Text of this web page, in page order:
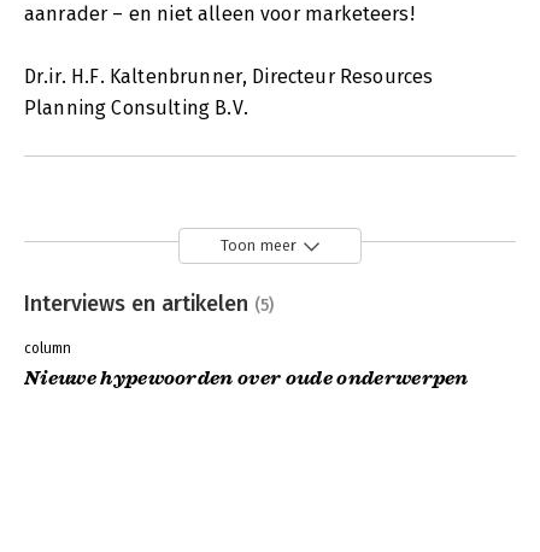
aanrader – en niet alleen voor marketeers!
Dr.ir. H.F. Kaltenbrunner, Directeur Resources
Planning Consulting B.V.
Toon meer
Interviews en artikelen (5)
column
Nieuwe hypewoorden over oude onderwerpen